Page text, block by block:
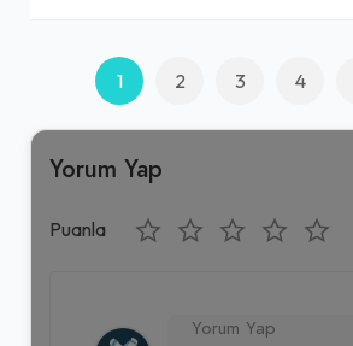
1 2 3 4
Yorum Yap
Puanla